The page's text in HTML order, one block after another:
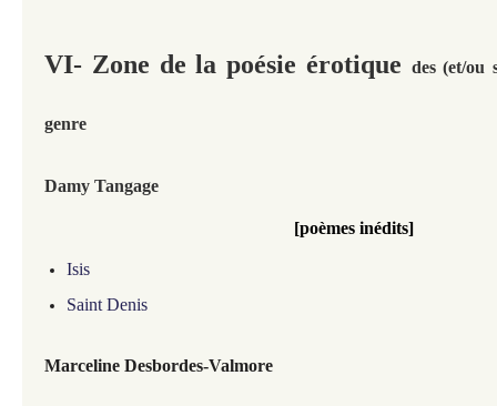
VI- Zone de la poésie érotique des (et/ou
genre
Damy Tangage
[poèmes inédits]
Isis
Saint Denis
Marceline Desbordes-Valmore